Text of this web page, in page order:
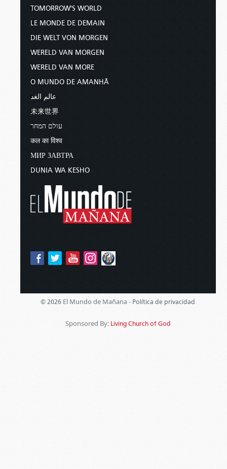
TOMORROW'S WORLD
LE MONDE DE DEMAIN
DIE WELT VON MORGEN
WERELD VAN MORGEN
WERELD VAN MORE
O MUNDO DE AMANHÃ
عالم الغد
未来世界
עולם המחר
कल का विश्व
МИР ЗАВТРА
DUNIA WA KESHO
© 2026 El Mundo de Mañana - Política de privacidad
Sponsored By: Living Church of God